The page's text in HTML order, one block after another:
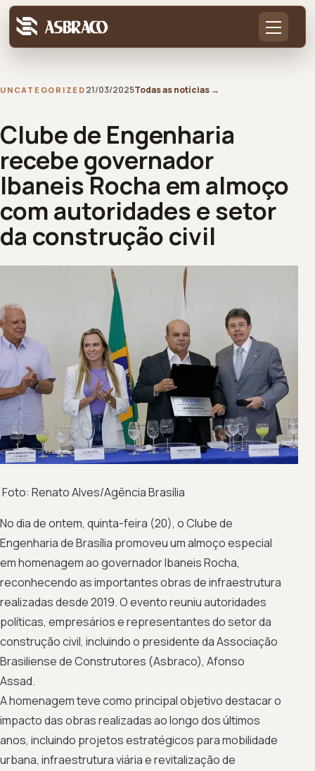
UNCATEGORIZED 21/03/2025Todas as notícias →
Clube de Engenharia
recebe governador
Ibaneis Rocha em almoço
com autoridades e setor
da construção civil
Foto: Renato Alves/Agência Brasília
No dia de ontem, quinta-feira (20), o Clube de
Engenharia de Brasília promoveu um almoço especial
em homenagem ao governador Ibaneis Rocha,
reconhecendo as importantes obras de infraestrutura
realizadas desde 2019. O evento reuniu autoridades
políticas, empresários e representantes do setor da
construção civil, incluindo o presidente da Associação
Brasiliense de Construtores (Asbraco), Afonso
Assad.
A homenagem teve como principal objetivo destacar o
impacto das obras realizadas ao longo dos últimos
anos, incluindo projetos estratégicos para mobilidade
urbana, infraestrutura viária e revitalização de